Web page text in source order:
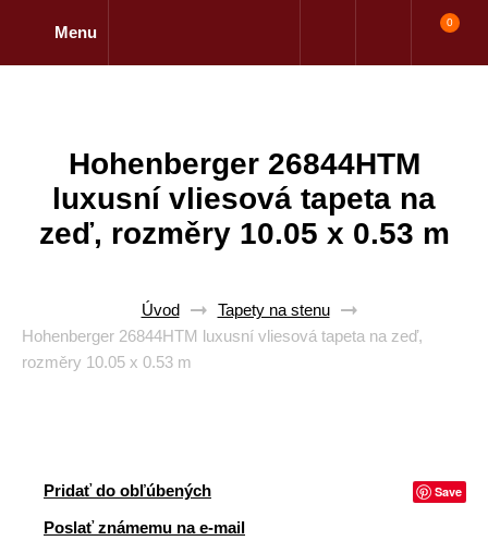
Menu
0
Hohenberger 26844HTM
luxusní vliesová tapeta na
zeď, rozměry 10.05 x 0.53 m
Úvod
Tapety na stenu
Hohenberger 26844HTM luxusní vliesová tapeta na zeď,
rozměry 10.05 x 0.53 m
Pridať do obľúbených Save
Poslať známemu na e-mail